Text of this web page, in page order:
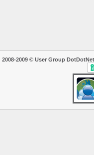
2008-2009 © User Group